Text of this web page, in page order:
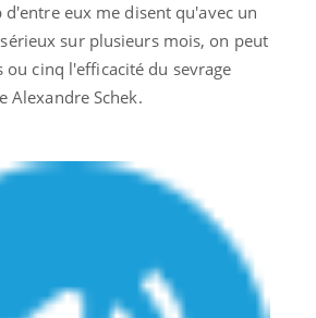
d'entre eux me disent qu'avec un
sur plusieurs mois, on peut
cinq l'efficacité du sevrage
Alexandre Schek.